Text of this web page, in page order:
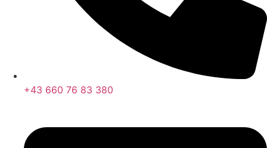
+43 660 76 83 380